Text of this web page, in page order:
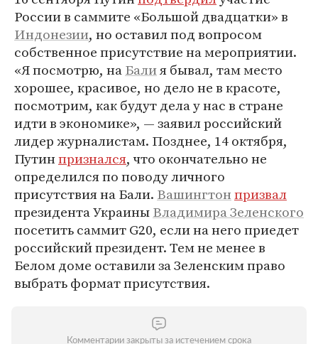
России в саммите «Большой двадцатки» в
Индонезии, но оставил под вопросом
собственное присутствие на мероприятии.
«Я посмотрю, наБалия бывал, там место
хорошее, красивое, но дело не в красоте,
посмотрим, как будут дела у нас в стране
идти в экономике», — заявил российский
лидер журналистам. Позднее, 14 октября,
Путинпризнался, что окончательно не
определился по поводу личного
присутствия на Бали. Вашингтонпризвал
президента УкраиныВладимира Зеленского
посетить саммит G20, если на него приедет
российский президент. Тем не менее в
Белом доме оставили за Зеленским право
выбрать формат присутствия.
Комментарии закрыты за истечением срока